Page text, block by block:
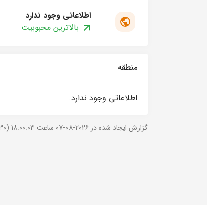
اطلاعاتی وجود ندارد
بالاترین محبوبیت
منطقه
اطلاعاتی وجود ندارد.
گزارش ایجاد شده در 2026-08-07 ساعت 18:00:03 (UTC +03:30).